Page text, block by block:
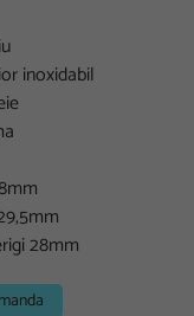
inoxidabil
28mm